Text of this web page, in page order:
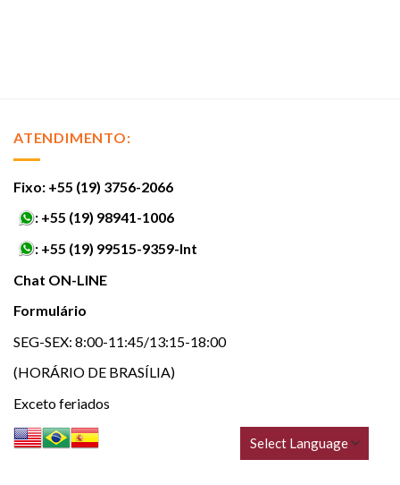
ATENDIMENTO:
Fixo: +55 (19) 3756-2066
: +55 (19) 98941-1006
: +55 (19) 99515-9359-Int
Chat ON-LINE
Formulário
SEG-SEX: 8:00-11:45/13:15-18:00
(HORÁRIO DE BRASÍLIA)
Exceto feriados